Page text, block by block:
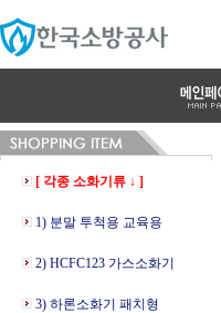
[ 각종 소화기류 ↓ ]
1) 분말 투척용 교육용
2) HCFC123 가스소화기
3) 하론소화기 패치형